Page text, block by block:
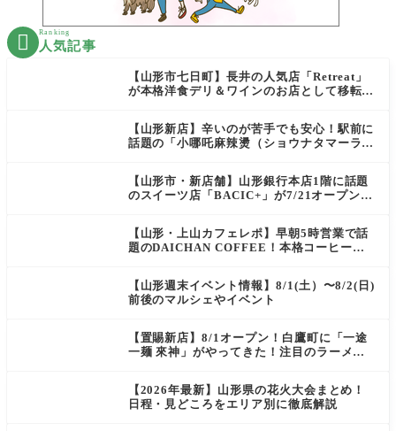
 Ranking
人気記事
【山形市七日町】長井の人気店「Retreat」
が本格洋食デリ＆ワインのお店として移転オ
【山形新店】辛いのが苦手でも安心！駅前に
話題の「小哪吒麻辣燙（ショウナタマーラー
【山形市・新店舗】山形銀行本店1階に話題
のスイーツ店「BACIC+」が7/21オープン！
【山形・上山カフェレポ】早朝5時営業で話
題のDAICHAN COFFEE！本格コーヒーを
【山形週末イベント情報】8/1(土）〜8/2(日)
前後のマルシェやイベント
【置賜新店】8/1オープン！白鷹町に「一途
一麺 來神」がやってきた！注目のラーメン
【2026年最新】山形県の花火大会まとめ！
日程・見どころをエリア別に徹底解説